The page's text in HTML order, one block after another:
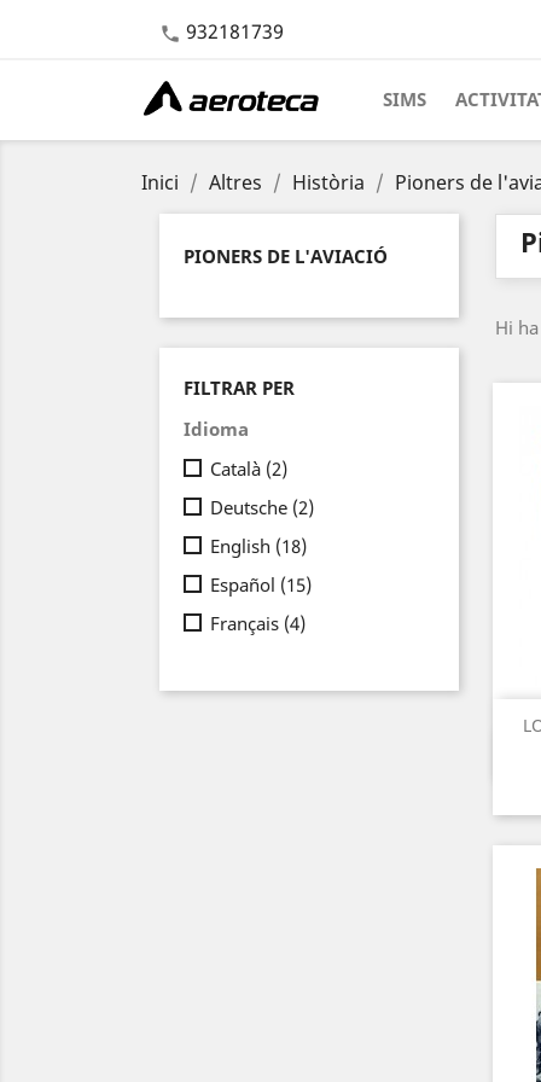
 932181739
SIMS
Inici Altres Història Pioners de
PIONERS DE L'AVIACIÓ
FILTRAR PER
Idioma
Català (2)
Deutsche (2)
English (18)
Español (15)
Français (4)
Hi